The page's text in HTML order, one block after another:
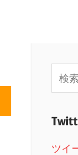
ツイ